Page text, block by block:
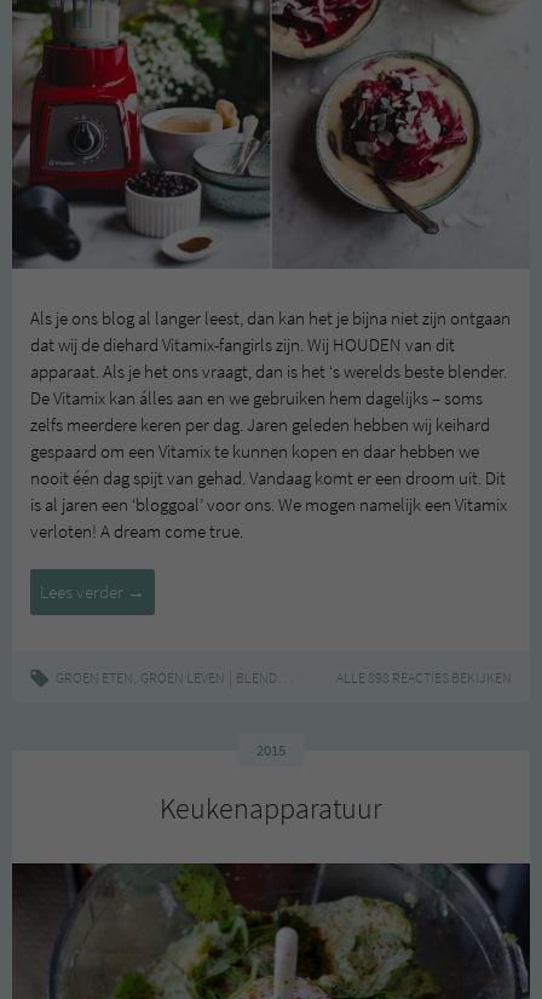
Als je ons blog al langer leest, dan kan het je bijna niet zijn ontgaan
dat wij de diehard Vitamix-fangirls zijn. Wij HOUDEN van dit
apparaat. Als je het ons vraagt, dan is het ‘s werelds beste blender.
De Vitamix kan álles aan en we gebruiken hem dagelijks – soms
zelfs meerdere keren per dag. Jaren geleden hebben wij keihard
gespaard om een Vitamix te kunnen kopen en daar hebben we
nooit één dag spijt van gehad. Vandaag komt er een droom uit. Dit
is al jaren een ‘bloggoal’ voor ons. We mogen namelijk een Vitamix
verloten! A dream come true.
Lees verder Winactie:
VITAMIX
→
GROEN ETEN, GROEN LEVEN BLENDER REVIEW,VITAMIX,WINACTIE
ALLE 898 REACTIES BEKIJKEN
2015
Keukenapparatuur